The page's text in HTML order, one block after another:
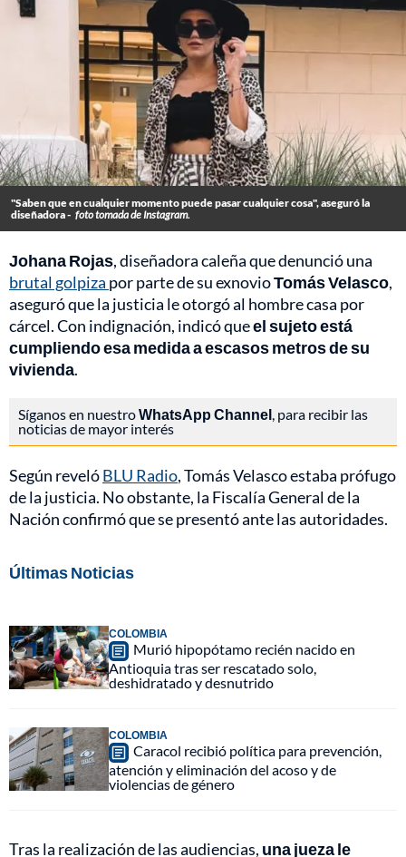
"Saben que en cualquier momento puede pasar cualquier cosa", aseguró la
diseñadora - foto tomada de Instagram.
Johana Rojas, diseñadora caleña que denunció una
brutal golpiza por parte de su exnovioTomás Velasco,
aseguró que la justicia le otorgó al hombre casa por
cárcel. Con indignación, indicó queel sujeto está
cumpliendo esa medida a escasos metros de su
vivienda.
Síganos en nuestroWhatsApp Channel, para recibir las
noticias de mayor interés
Según revelóBLU Radio, Tomás Velasco estaba prófugo
de la justicia. No obstante, la Fiscalía General de la
Nación confirmó que se presentó ante las autoridades.
Últimas Noticias
COLOMBIA
Murió hipopótamo recién nacido en
Antioquia tras ser rescatado solo,
deshidratado y desnutrido
COLOMBIA
Caracol recibió política para prevención,
atención y eliminación del acoso y de
violencias de género
Tras la realización de las audiencias, una jueza le